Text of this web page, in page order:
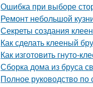
Ошибка при выборе
Ремонт небольшой
Секреты создания
Как сделать клееный
Как изготовить гнуто-
Сборка дома из бруса
Полное руководство по